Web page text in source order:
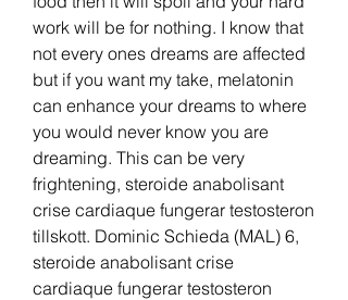
work will be for nothing. I know that
not every ones dreams are affected
but if you want my take, melatonin
can enhance your dreams to where
you would never know you are
dreaming. This can be very
frightening, steroide anabolisant
crise cardiaque fungerar testosteron
tillskott. Dominic Schieda (MAL) 6,
steroide anabolisant crise
cardiaque fungerar testosteron